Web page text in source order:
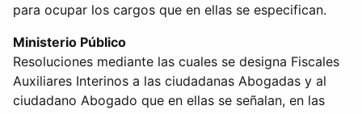
para ocupar los cargos que en ellas se especifican.
Ministerio Público
Resoluciones mediante las cuales se designa Fiscales
Auxiliares Interinos a las ciudadanas Abogadas y al
ciudadano Abogado que en ellas se señalan, en las